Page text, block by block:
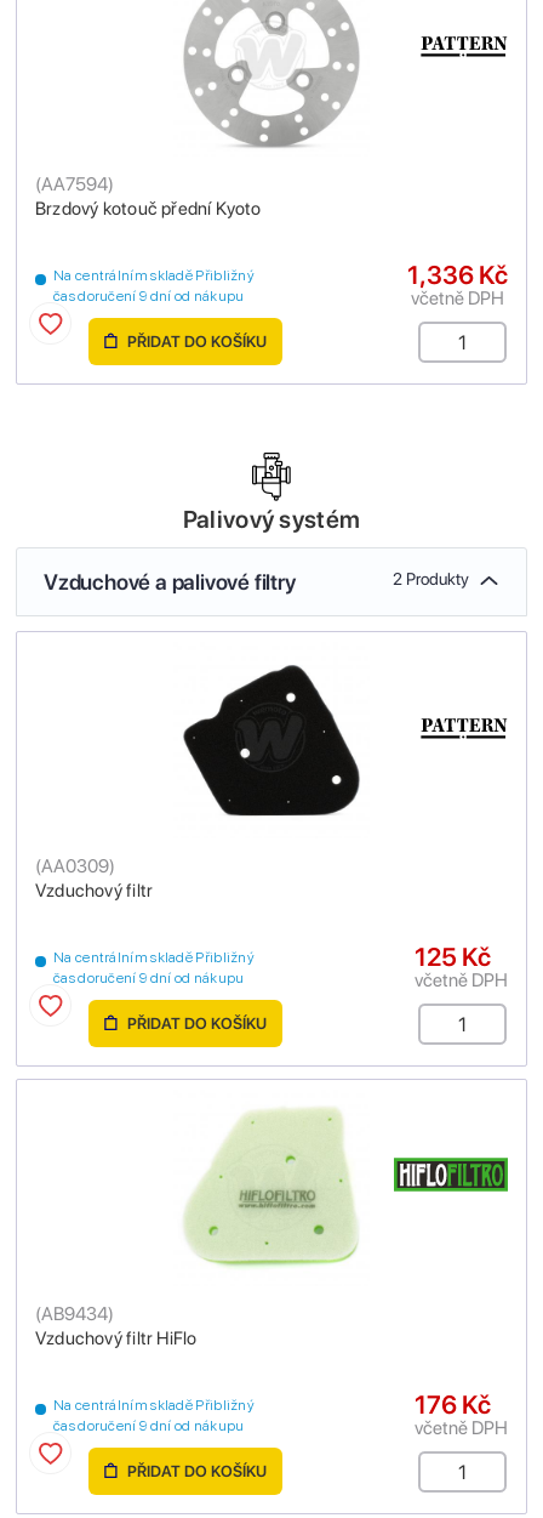
Brzdový kotouč přední Kyoto
(AA7594)
Na centrálním skladě Přibližný
čas doručení 9 dní od nákupu
1,336 Kč
včetně DPH
PŘIDAT DO KOŠÍKU
Palivový systém
Vzduchové a palivové filtry 2 Produkty
Vzduchový filtr
(AA0309)
Na centrálním skladě Přibližný
čas doručení 9 dní od nákupu
125 Kč
včetně DPH
PŘIDAT DO KOŠÍKU
Vzduchový filtr HiFlo
(AB9434)
Na centrálním skladě Přibližný
čas doručení 9 dní od nákupu
176 Kč
včetně DPH
PŘIDAT DO KOŠÍKU